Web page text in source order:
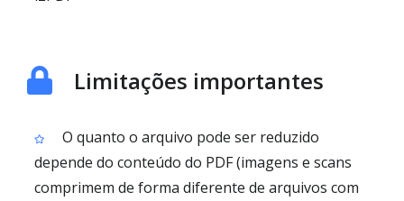
Limitações importantes
O quanto o arquivo pode ser reduzido
depende do conteúdo do PDF (imagens e scans
comprimem de forma diferente de arquivos com